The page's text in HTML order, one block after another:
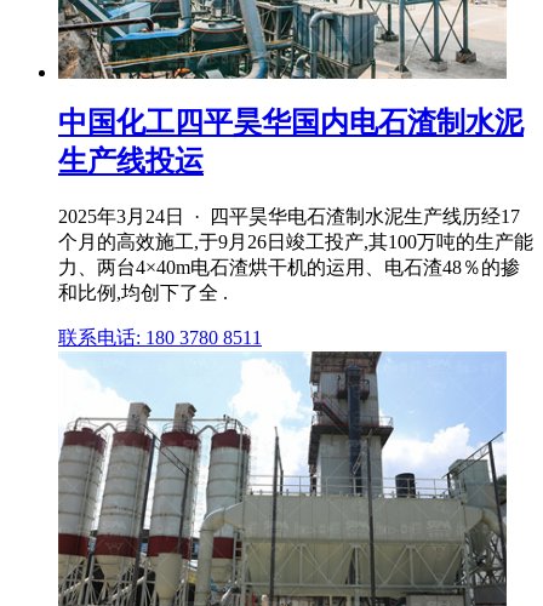
中国化工四平昊华国内电石渣制水泥
生产线投运
2025年3月24日 · 四平昊华电石渣制水泥生产线历经17
个月的高效施工,于9月26日竣工投产,其100万吨的生产能
力、两台4×40m电石渣烘干机的运用、电石渣48％的掺
和比例,均创下了全 .
联系电话: 180 3780 8511